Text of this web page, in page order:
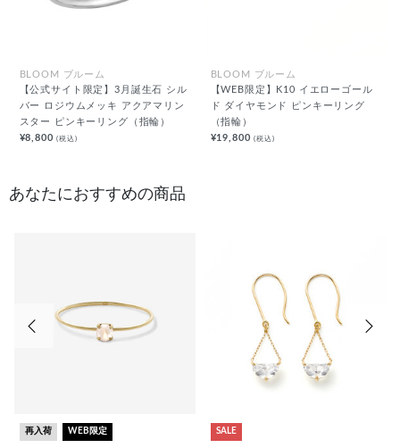
BLOOM ブルーム
【公式サイト限定】3月誕生石 シル
バー ロジウムメッキ アクアマリン
スター ピンキーリング（指輪）
¥8,800(税込)
BLOOM ブルーム
【WEB限定】K10 イエローゴール
ド ダイヤモンド ピンキーリング
（指輪）
¥19,800(税込)
あなたにおすすめの商品
再入荷 WEB限定 SALE
前の画像